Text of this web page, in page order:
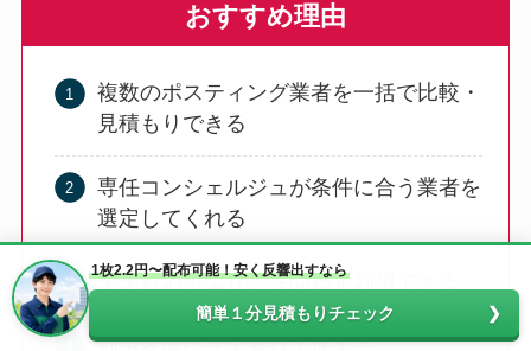
おすすめ理由
複数のポスティング業者を一括で比較・
見積もりできる
専任コンシェルジュが条件に合う業者を
選定してくれる
全国対応でエリアを問わず利用できる
利用者側は完全無料で使える
1枚2.2円〜配布可能！安く反響出すなら
簡単１分見積もりチェック